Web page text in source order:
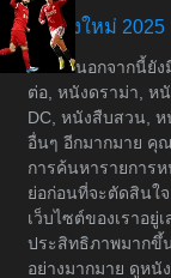
หนังใหม่ 2025
นอกจากนี้ยั
ต่อ, หนังดราม่า, ห
DC, หนังสืบสวน, ห
อื่นๆ อีกมากมาย คุ
การค้นหารายการ
ย่อก่อนที่จะตัดสินใ
เว็บไซต์ของเราอยู่
ประสิทธิภาพมากขึ้
อย่างมากมาย ดูหนั